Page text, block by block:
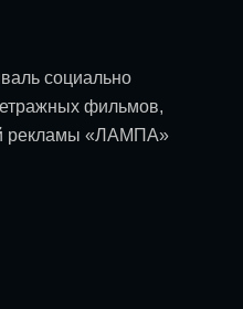
социально
фильмов,
рекламы «ЛАМПА»